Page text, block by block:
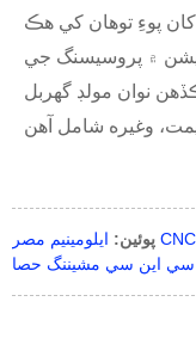
پوءِ توهان کي هڪ
۾ پروسيسنگ جي
نوان مولڊ گهربل
پوئين:
سي اين سي مشيننگ حصا